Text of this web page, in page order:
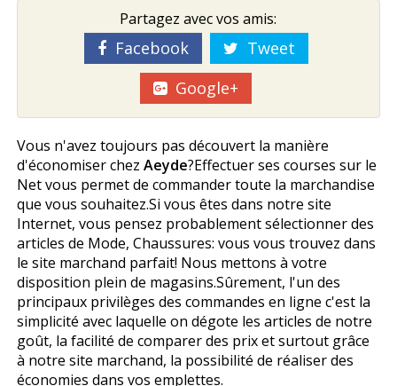
Partagez avec vos amis:
Facebook
Tweet
Google+
Vous n'avez toujours pas découvert la manière
d'économiser chez Aeyde?Effectuer ses courses sur le
Net vous permet de commander toute la marchandise
que vous souhaitez.Si vous êtes dans notre site
Internet, vous pensez probablement sélectionner des
articles de Mode, Chaussures: vous vous trouvez dans
le site marchand parfait! Nous mettons à votre
disposition plein de magasins.Sûrement, l'un des
principaux privilèges des commandes en ligne c'est la
simplicité avec laquelle on dégote les articles de notre
goût, la facilité de comparer des prix et surtout grâce
à notre site marchand, la possibilité de réaliser des
économies dans vos emplettes.